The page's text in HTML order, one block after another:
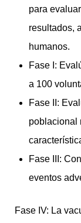
para
resultados,
humanos.
Fase I:
a 100
Fase II:
poblacional
Fase III:
eventos
Fase IV: La